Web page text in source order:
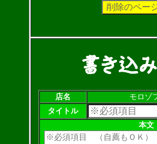
店名
モロゾ
タイトル
本文